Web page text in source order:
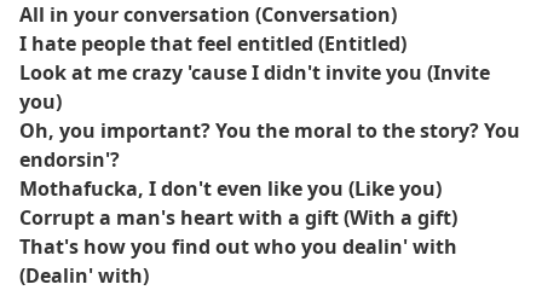
All in your conversation (Conversation)
I hate people that feel entitled (Entitled)
Look at me crazy 'cause I didn't invite you (Invite
you)
Oh, you important? You the moral to the story? You
endorsin'?
Mothafucka, I don't even like you (Like you)
Corrupt a man's heart with a gift (With a gift)
That's how you find out who you dealin' with
(Dealin' with)